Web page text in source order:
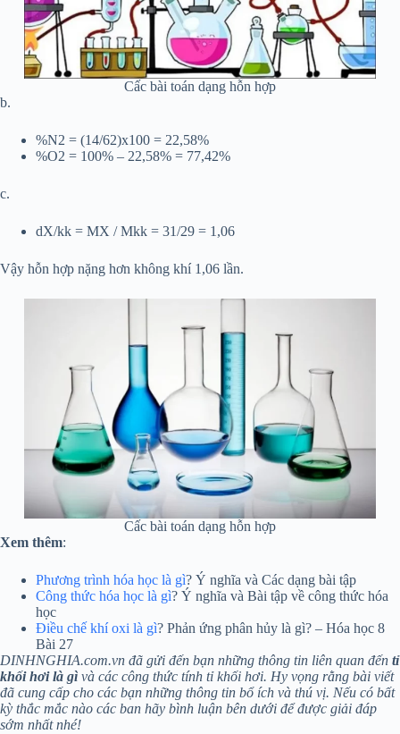
Cấc bài toán dạng hỗn hợp
b.
%N2 = (14/62)x100 = 22,58%
%O2 = 100% – 22,58% = 77,42%
c.
dX/kk = MX / Mkk = 31/29 = 1,06
Vậy hỗn hợp nặng hơn không khí 1,06 lần.
Cấc bài toán dạng hỗn hợp
Xem thêm:
Phương trình hóa học là gì? Ý nghĩa và Các dạng bài tập
Công thức hóa học là gì? Ý nghĩa và Bài tập về công thức hóa
học
Điều chế khí oxi là gì? Phản ứng phân hủy là gì? – Hóa học 8
Bài 27
DINHNGHIA.com.vn đã gửi đến bạn những thông tin liên quan đến tỉ
khối hơi là gì và các công thức tính tỉ khối hơi. Hy vọng rằng bài viết
đã cung cấp cho các bạn những thông tin bổ ích và thú vị. Nếu có bất
kỳ thắc mắc nào các ban hãy bình luận bên dưới để được giải đáp
sớm nhất nhé!